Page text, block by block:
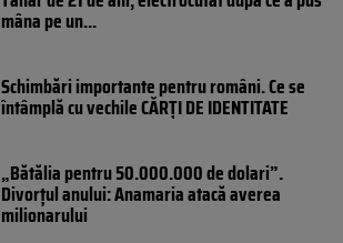
mâna pe un...
Schimbări importante pentru români. Ce se
întâmplă cu vechile CĂRȚI DE IDENTITATE
„Bătălia pentru 50.000.000 de dolari”.
Divorțul anului: Anamaria atacă averea
milionarului